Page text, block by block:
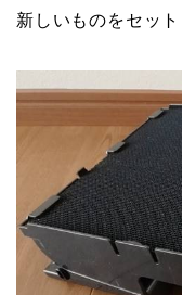
新しいものをセット